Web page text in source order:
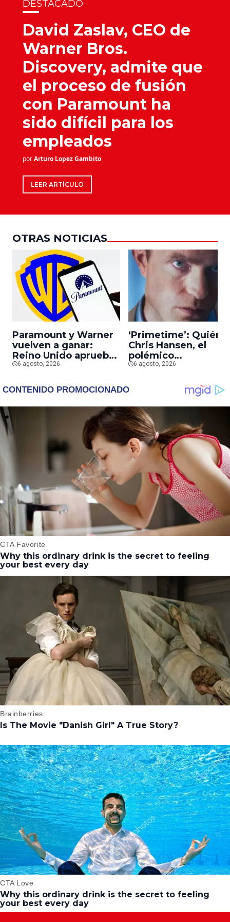
DESTACADO
David Zaslav, CEO de
Warner Bros.
Discovery, admite que
el proceso de fusión
con Paramount ha
sido difícil para los
empleados
porArturo Lopez Gambito
LEER ARTÍCULO
OTRAS NOTICIAS
Paramount y Warner
vuelven a ganar:
Reino Unido aprueba
la fusión entre
6 agosto, 2026
‘Primetime’: Quién
Chris Hansen, el
polémico
presentador que
interpreta en su
nueva película
6 agosto, 2026